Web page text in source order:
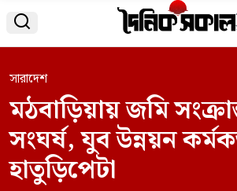

সারাদেশ
মঠবাড়িয়ায় জমি
সংঘর্ষ, যুব উন্নয়ন
হাতুড়িপেটা